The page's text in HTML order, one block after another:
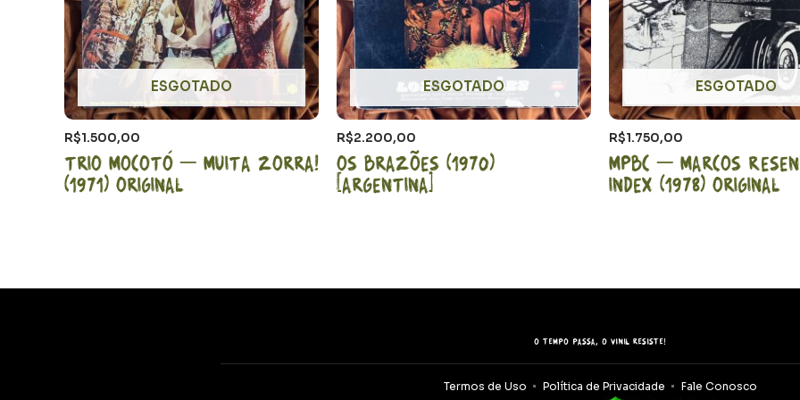
ESGOTADO
R$1.500,00
Trio Mocotó – Muita Zorra!
(1971) Original
ESGOTADO
R$2.200,00
Os Brazões (1970)
[Argentina]
ESGOTADO
R$1.750,00
MPBC – Marcos
Index (1978) Original
O tempo passa, o vinil resiste!
Termos de Uso Política de Privacidade Fale Conosco